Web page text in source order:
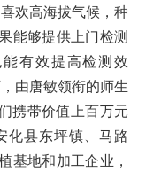
欢高海拔气候，种
能够提供上门检测
有效提高检测效
由唐敏领衔的师生
携带价值上百万元
化县东坪镇、马路
基地和加工企业，